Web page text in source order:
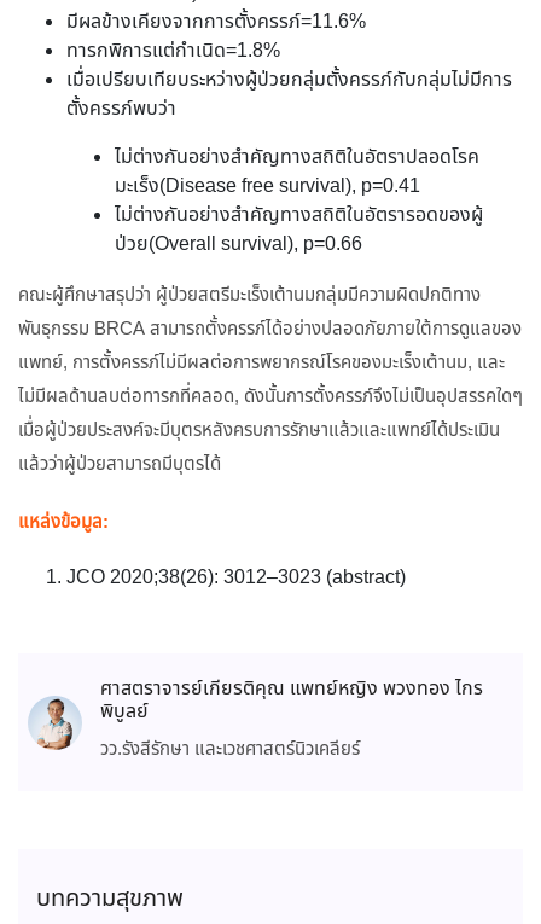
มีผลข้างเคียงจากการตั้งครรภ์=11.6%
ทารกพิการแต่กำเนิด=1.8%
เมื่อเปรียบเทียบระหว่างผู้ป่วยกลุ่มตั้งครรภ์กับกลุ่มไม่มีการ
ตั้งครรภ์พบว่า
ไม่ต่างกันอย่างสำคัญทางสถิติในอัตราปลอดโรค
มะเร็ง(Disease free survival), p=0.41
ไม่ต่างกันอย่างสำคัญทางสถิติในอัตรารอดของผู้
ป่วย(Overall survival), p=0.66
คณะผู้ศึกษาสรุปว่า ผู้ป่วยสตรีมะเร็งเต้านมกลุ่มมีความผิดปกติทาง
พันธุกรรม BRCA สามารถตั้งครรภ์ได้อย่างปลอดภัยภายใต้การดูแลของ
แพทย์, การตั้งครรภ์ไม่มีผลต่อการพยากรณ์โรคของมะเร็งเต้านม, และ
ไม่มีผลด้านลบต่อทารกที่คลอด, ดังนั้นการตั้งครรภ์จึงไม่เป็นอุปสรรคใดๆ
เมื่อผู้ป่วยประสงค์จะมีบุตรหลังครบการรักษาแล้วและแพทย์ได้ประเมิน
แล้วว่าผู้ป่วยสามารถมีบุตรได้
แหล่งข้อมูล:
JCO 2020;38(26): 3012–3023 (abstract)
ศาสตราจารย์เกียรติคุณ แพทย์หญิง พวงทอง ไกร
พิบูลย์
วว.รังสีรักษา และเวชศาสตร์นิวเคลียร์
บทความสุขภาพ